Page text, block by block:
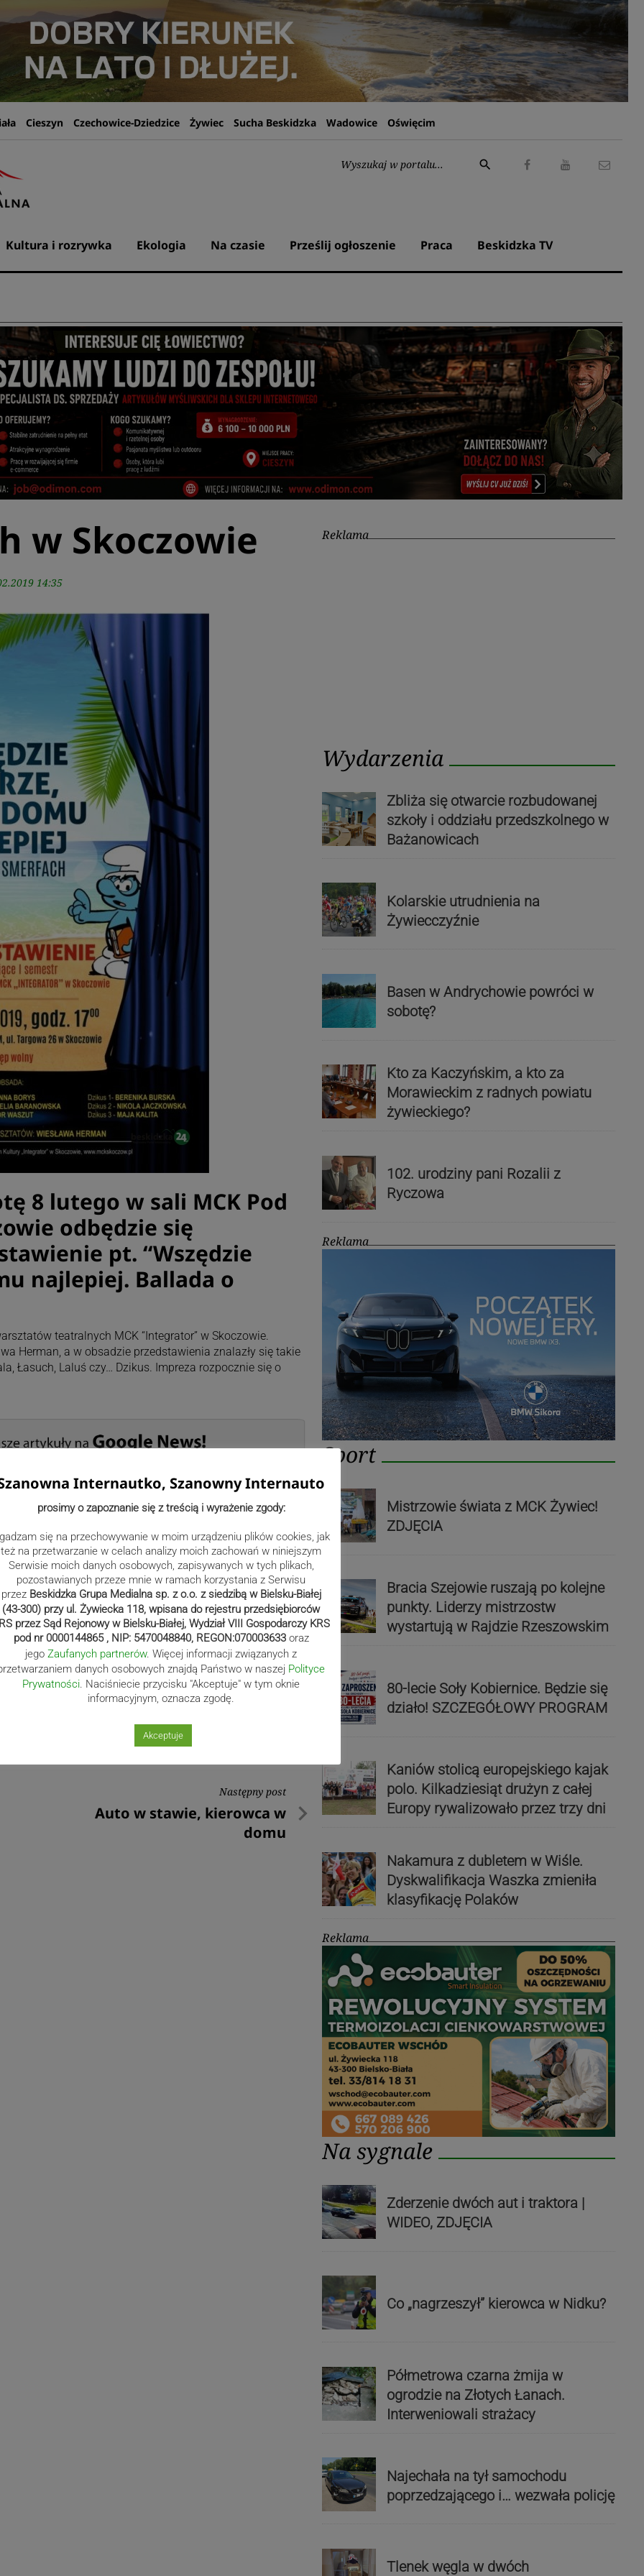
Cieszyn Czechowice-Dziedzice Żywiec Sucha Beskidzka Wadowice Oświęcim
Wyszukaj:
search
Kultura i rozrywka Ekologia Na czasie Prześlij ogłoszenie Praca Beskidzka TV
w Skoczowie
14:35
8 lutego w sali MCK Pod
odbędzie się
pt. “Wszędzie
najlepiej. Ballada o
teatralnych MCK “Integrator” w Skoczowie.
Herman, a w obsadzie przedstawienia znalazły się takie
Łasuch, Laluś czy… Dzikus. Impreza rozpocznie się o
Kubera
Następny post
Następny
Auto w stawie, kierowca w
domu
Reklama
Wydarzenia
Zbliża się otwarcie rozbudowanej
szkoły i oddziału przedszkolnego w
Bażanowicach
Kolarskie utrudnienia na
Żywiecczyźnie
Basen w Andrychowie powróci w
sobotę?
Kto za Kaczyńskim, a kto za
Morawieckim z radnych powiatu
żywieckiego?
102. urodziny pani Rozalii z
Ryczowa
Reklama
Sport
Mistrzowie świata z MCK Żywiec!
ZDJĘCIA
Bracia Szejowie ruszają po kolejne
punkty. Liderzy mistrzostw
wystartują w Rajdzie Rzeszowskim
80-lecie Soły Kobiernice. Będzie się
działo! SZCZEGÓŁOWY PROGRAM
Kaniów stolicą europejskiego kajak
polo. Kilkadziesiąt drużyn z całej
Europy rywalizowało przez trzy dni
Nakamura z dubletem w Wiśle.
Dyskwalifikacja Waszka zmieniła
klasyfikację Polaków
Reklama
Na sygnale
Zderzenie dwóch aut i traktora |
WIDEO, ZDJĘCIA
Co „nagrzeszył” kierowca w Nidku?
Półmetrowa czarna żmija w
ogrodzie na Złotych Łanach.
Interweniowali strażacy
Najechała na tył samochodu
poprzedzającego i… wezwała policję
Tlenek węgla w dwóch
Internautko, Szanowny Internauto
prosimy o zapoznanie się z treścią i wyrażenie zgody:
się na przechowywanie w moim urządzeniu plików cookies, jak
też na przetwarzanie w celach analizy moich zachowań w niniejszym
Serwisie moich danych osobowych, zapisywanych w tych plikach,
pozostawianych przeze mnie w ramach korzystania z Serwisu
przez Beskidzka Grupa Medialna sp. z o.o. z siedzibą w Bielsku-Białej
(43-300) przy ul. Żywiecka 118, wpisana do rejestru przedsiębiorców
przez Sąd Rejonowy w Bielsku-Białej, Wydział VIII Gospodarczy KRS
pod nr 0000144865 , NIP: 5470048840, REGON:070003633 oraz
jego Zaufanych partnerów. Więcej informacji związanych z
danych osobowych znajdą Państwo w naszej Polityce
Prywatności . Naciśniecie przycisku "Akceptuje" w tym oknie
informacyjnym, oznacza zgodę.
Akceptuje